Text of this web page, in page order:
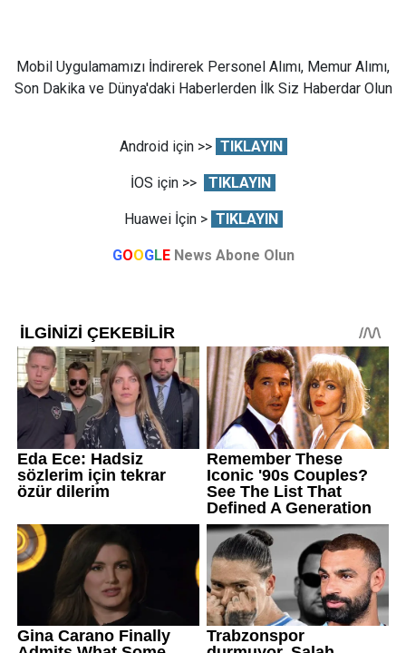
Mobil Uygulamamızı İndirerek Personel Alımı, Memur Alımı,
Son Dakika ve Dünya'daki Haberlerden İlk Siz Haberdar Olun
Android için >> TIKLAYIN
İOS için >> TIKLAYIN
Huawei İçin > TIKLAYIN
GOOGLE News Abone Olun